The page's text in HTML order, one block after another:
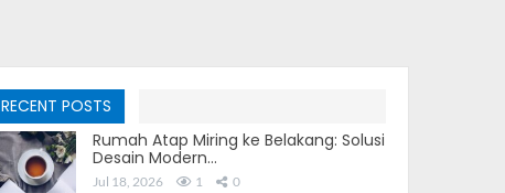
RECENT POSTS
Rumah Atap Miring ke Belakang: Solusi
Desain Modern…
Jul 18, 2026 1 0